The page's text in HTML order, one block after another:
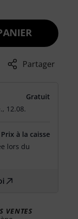
Partager
Gratuit
12.08.
Prix à la caisse
lors du
VENTES